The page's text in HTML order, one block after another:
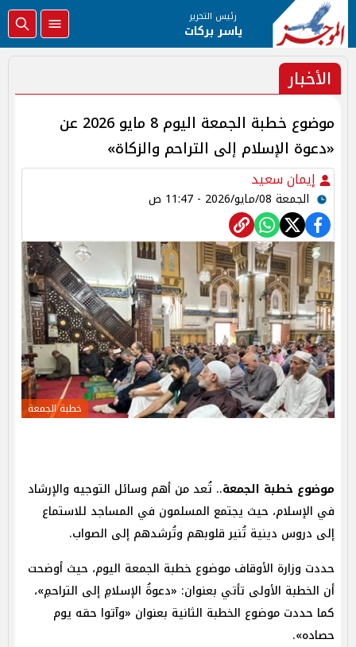
رئيس التحرير
ياسر بركات
الأخبار
موضوع خطبة الجمعة اليوم 8 مايو 2026 عن
«دعوة الإسلام إلى التراحم والزكاة»
إيمان سعيد
الجمعة 08/مايو/2026 - 11:47 ص
خطبة الجمعة
موضوع خطبة الجمعة.. تُعد من أهم وسائل التوجيه والإرشاد
في الإسلام، حيث يجتمع المسلمون في المساجد للاستماع
إلى دروس دينية تُنير قلوبهم وتُرشدهم إلى الصواب.
حددت وزارة الأوقاف موضوع خطبة الجمعة اليوم، حيث أوضحت
أن الخطبة الأولى تأتي بعنوان: «دعوةُ الإسلامِ إلى التراحمِ»،
كما حددت موضوع الخطبة الثانية بعنوان «وآتوا حقه يوم
حصاده».